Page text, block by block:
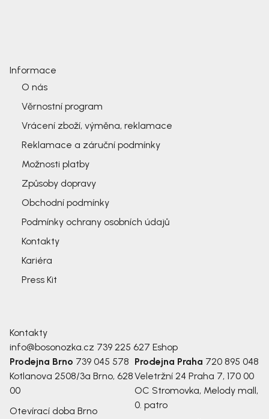
Informace
O nás
Věrnostní program
Vrácení zboží, výměna, reklamace
Reklamace a záruční podmínky
Možnosti platby
Způsoby dopravy
Obchodní podmínky
Podmínky ochrany osobních údajů
Kontakty
Kariéra
Press Kit
Kontakty
info@bosonozka.cz 739 225 627 Eshop
Prodejna Brno 739 045 578
Kotlanova 2508/3a Brno, 628
00
Otevírací doba Brno
Prodejna Praha 720 895 048
Veletržní 24 Praha 7, 170 00
OC Stromovka, Melody mall,
0. patro